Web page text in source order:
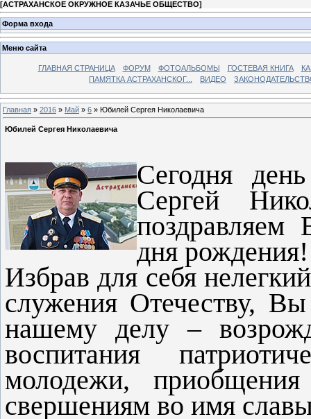
[АСТРАХАНСКОЕ ОКРУЖНОЕ КАЗАЧЬЕ ОБЩЕСТВО]
Форма входа
Меню сайта
ГЛАВНАЯ СТРАНИЦА ФОРУМ ФОТОАЛЬБОМЫ ГОСТЕВАЯ КНИГА
ПАМЯТКА АСТРАХАНСКОГ...
ВИДЕО
Главная » 2016 » Май » 6 » Юбилей Сергея Николаевича
Юбилей Сергея Николаевича
Сегодня
Сергей
дня рождения!
Избрав для себя
служения Отечеству,
нашему делу –
воспитания
молодежи,
свершениям во имя